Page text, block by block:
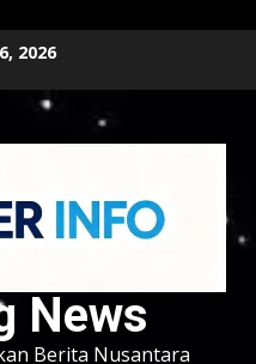
2026
News
Berita Nusantara